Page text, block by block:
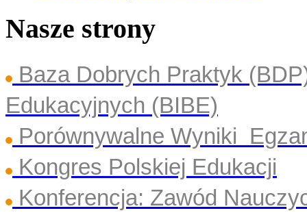
Nasze strony
Baza Dobrych Praktyk
Edukacyjnych (BIBE)
Porównywalne Wyniki
Kongres Polskiej Edukacji
Konferencja: Zawód